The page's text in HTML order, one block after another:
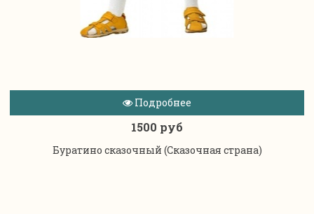
Подробнее
1500 руб
Буратино сказочный (Сказочная страна)